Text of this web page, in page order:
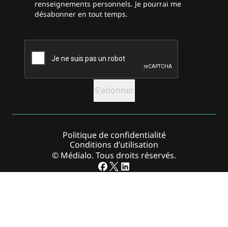
renseignements personnels. Je pourrai me
désabonner en tout temps.
CAPTCHA
© Médialo. Tous droits réservés.
Politique de confidentialité
Conditions d’utilisation